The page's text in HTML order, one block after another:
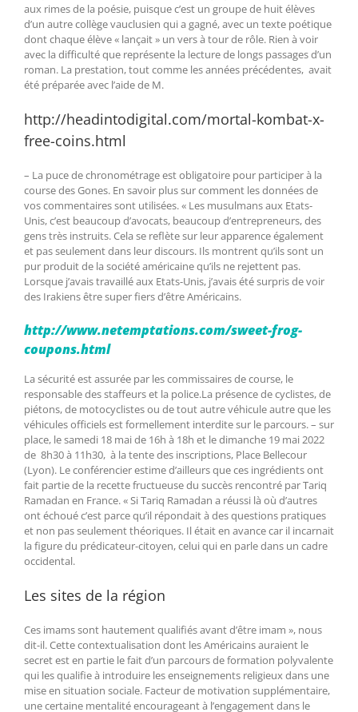
aux rimes de la poésie, puisque c’est un groupe de huit élèves
d’un autre collège vauclusien qui a gagné, avec un texte poétique
dont chaque élève « lançait » un vers à tour de rôle. Rien à voir
avec la difficulté que représente la lecture de longs passages d’un
roman. La prestation, tout comme les années précédentes, avait
été préparée avec l’aide de M.
http://headintodigital.com/mortal-kombat-x-
free-coins.html
– La puce de chronométrage est obligatoire pour participer à la
course des Gones. En savoir plus sur comment les données de
vos commentaires sont utilisées. « Les musulmans aux Etats-
Unis, c’est beaucoup d’avocats, beaucoup d’entrepreneurs, des
gens très instruits. Cela se reflète sur leur apparence également
et pas seulement dans leur discours. Ils montrent qu’ils sont un
pur produit de la société américaine qu’ils ne rejettent pas.
Lorsque j’avais travaillé aux Etats-Unis, j’avais été surpris de voir
des Irakiens être super fiers d’être Américains.
http://www.netemptations.com/sweet-frog-
coupons.html
La sécurité est assurée par les commissaires de course, le
responsable des staffeurs et la police.La présence de cyclistes, de
piétons, de motocyclistes ou de tout autre véhicule autre que les
véhicules officiels est formellement interdite sur le parcours. – sur
place, le samedi 18 mai de 16h à 18h et le dimanche 19 mai 2022
de 8h30 à 11h30, à la tente des inscriptions, Place Bellecour
(Lyon). Le conférencier estime d’ailleurs que ces ingrédients ont
fait partie de la recette fructueuse du succès rencontré par Tariq
Ramadan en France. « Si Tariq Ramadan a réussi là où d’autres
ont échoué c’est parce qu’il répondait à des questions pratiques
et non pas seulement théoriques. Il était en avance car il incarnait
la figure du prédicateur-citoyen, celui qui en parle dans un cadre
occidental.
Les sites de la région
Ces imams sont hautement qualifiés avant d’être imam », nous
dit-il. Cette contextualisation dont les Américains auraient le
secret est en partie le fait d’un parcours de formation polyvalente
qui les qualifie à introduire les enseignements religieux dans une
mise en situation sociale. Facteur de motivation supplémentaire,
une certaine mentalité encourageant à l’engagement dans le